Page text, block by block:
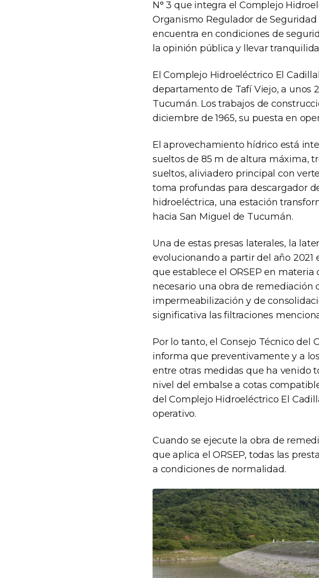
N° 3 que integra el Complejo
Organismo Regulador de
encuentra en condiciones de
la opinión pública y llevar
El Complejo Hidroeléctrico El
departamento de Tafí Viejo, a unos
Tucumán. Los trabajos de
diciembre de 1965, su puesta en
El aprovechamiento hídrico está
sueltos de 85 m de altura máxima,
sueltos, aliviadero principal con
toma profundas para descargador
hidroeléctrica, una estación
hacia San Miguel de Tucumán.
Una de estas presas laterales, la
evolucionando a partir del año
que establece el ORSEP en
necesario una obra de remediación
impermeabilización y de
significativa las filtraciones
Por lo tanto, el Consejo Técnico del
informa que preventivamente y a
entre otras medidas que ha venido
nivel del embalse a cotas
del Complejo Hidroeléctrico El
operativo.
Cuando se ejecute la obra de
que aplica el ORSEP, todas las
a condiciones de normalidad.